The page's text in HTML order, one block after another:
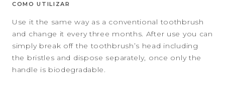
COMO UTILIZAR
Use it the same way as a conventional toothbrush
and change it every three months. After use you can
simply break off the toothbrush’s head including
the bristles and dispose separately, once only the
handle is biodegradable.